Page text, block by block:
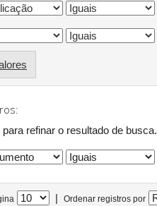
refinar o resultado de busca.
| Ordenar registros por